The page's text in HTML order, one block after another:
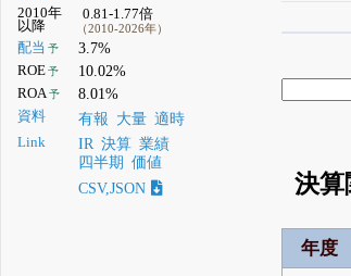
2010年
以降
0.81-1.77倍
（2010-2026年）
配当 予 3.7%
ROE予 10.02%
ROA予 8.01%
資料 有報 大量 適時
Link IR 決算 業績
四半期
価値
CSV,JSON
決算
年度